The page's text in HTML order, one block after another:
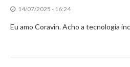
14/07/2025 - 16:24
Eu amo Coravin. Acho a tecnologia